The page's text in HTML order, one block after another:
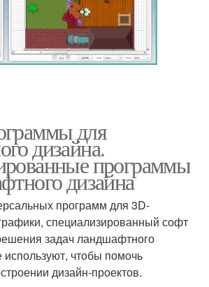
для
дизайна.
программы
дизайна
программ для 3D-
специализированный софт
задач ландшафтного
используют, чтобы помочь
дизайн-проектов.